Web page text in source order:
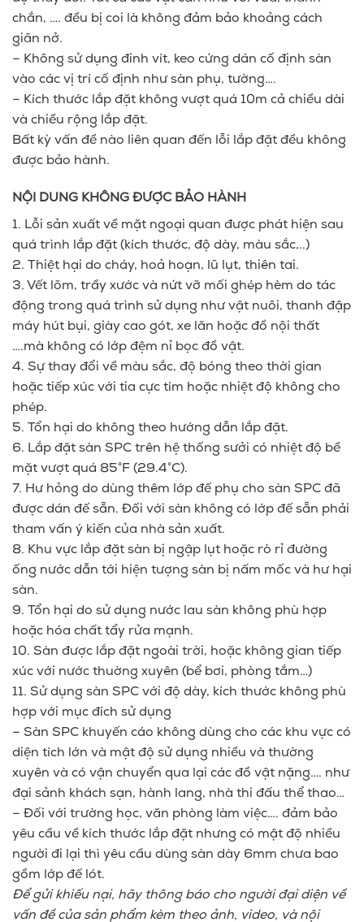
chắn, …. đều bị coi là không đảm bảo khoảng cách
giãn nở.
– Không sử dụng đinh vít, keo cứng dán cố định sàn
vào các vị trí cố định như sàn phụ, tường….
– Kích thước lắp đặt không vượt quá 10m cả chiều dài
và chiều rộng lắp đặt.
Bất kỳ vấn đề nào liên quan đến lỗi lắp đặt đều không
được bảo hành.
NỘI DUNG KHÔNG ĐƯỢC BẢO HÀNH
1. Lỗi sản xuất về mặt ngoại quan được phát hiện sau
quá trình lắp đặt (kích thước, độ dày, màu sắc,..)
2. Thiệt hại do cháy, hoả hoạn, lũ lụt, thiên tai.
3. Vết lõm, trầy xước và nứt vỡ mối ghép hèm do tác
động trong quá trình sử dụng như vật nuôi, thanh đập
máy hút bụi, giày cao gót, xe lăn hoặc đồ nội thất
….mà không có lớp đệm nỉ bọc đồ vật.
4. Sự thay đổi về màu sắc, độ bóng theo thời gian
hoặc tiếp xúc với tia cực tím hoặc nhiệt độ không cho
phép.
5. Tổn hại do không theo hướng dẫn lắp đặt.
6. Lắp đặt sàn SPC trên hệ thống sưởi có nhiệt độ bề
mặt vượt quá 85°F (29.4°C).
7. Hư hỏng do dùng thêm lớp đế phụ cho sàn SPC đã
được dán đế sẵn. Đối với sàn không có lớp đế sẵn phải
tham vấn ý kiến của nhà sản xuất.
8. Khu vực lắp đặt sàn bị ngập lụt hoặc rò rỉ đường
ống nước dẫn tới hiện tượng sàn bị nấm mốc và hư hại
sàn.
9. Tổn hại do sử dụng nước lau sàn không phù hợp
hoặc hóa chất tẩy rửa mạnh.
10. Sàn được lắp đặt ngoài trời, hoặc không gian tiếp
xúc với nước thuờng xuyên (bể bơi, phòng tắm…)
11. Sử dụng sàn SPC với độ dày, kích thước không phù
hợp với mục đích sử dụng
– Sàn SPC khuyến cáo không dùng cho các khu vực có
diện tích lớn và mật độ sử dụng nhiều và thường
xuyên và có vận chuyển qua lại các đồ vật nặng…. như
đại sảnh khách sạn, hành lang, nhà thi đấu thể thao…
– Đối với trường học, văn phòng làm việc…. đảm bảo
yêu cầu về kích thước lắp đặt nhưng có mật độ nhiều
người đi lại thì yêu cầu dùng sàn dày 6mm chưa bao
gồm lớp đế lót.
Để gửi khiếu nại, hãy thông báo cho người đại diện về
vấn đề của sản phẩm kèm theo ảnh, video, và nội